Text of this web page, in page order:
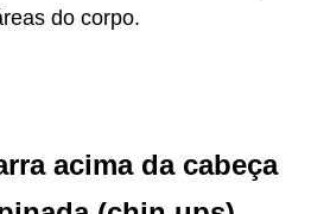
do corpo.
acima da cabeça